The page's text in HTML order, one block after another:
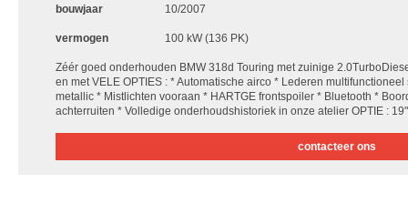
bouwjaar 10/2007
vermogen 100 kW (136 PK)
Zéér goed onderhouden BMW 318d Touring met zuinige
en met VELE OPTIES : * Automatische airco * Lederen
metallic * Mistlichten vooraan * HARTGE frontspoiler * Bluetooth *
achterruiten * Volledige onderhoudshistoriek in onze atelier OPTIE :
contacteer ons